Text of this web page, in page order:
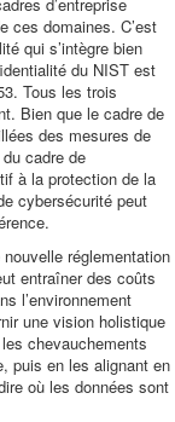
ces domaines. C’est
qui s’intègre bien
du NIST est
Tous les trois
Bien que le cadre de
des mesures de
cadre de
à la protection de la
cybersécurité peut
réglementation
entraîner des coûts
l’environnement
une vision holistique
chevauchements
puis en les alignant en
où les données sont